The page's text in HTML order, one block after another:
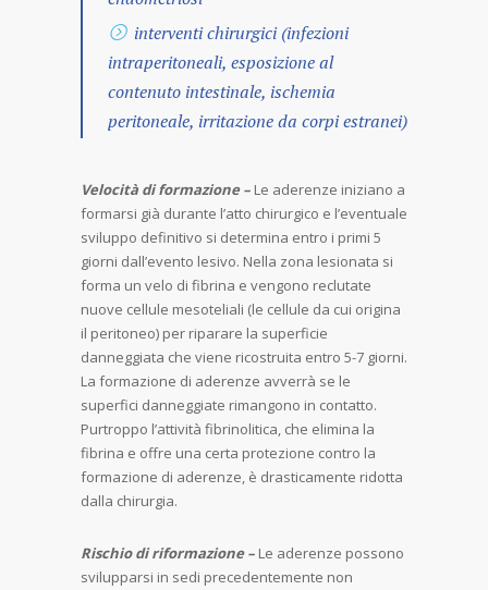
interventi chirurgici (infezioni
intraperitoneali, esposizione al
contenuto intestinale, ischemia
peritoneale, irritazione da corpi estranei)
Velocità di formazione – Le aderenze iniziano a
formarsi già durante l’atto chirurgico e l’eventuale
sviluppo definitivo si determina entro i primi 5
giorni dall’evento lesivo. Nella zona lesionata si
forma un velo di fibrina e vengono reclutate
nuove cellule mesoteliali (le cellule da cui origina
il peritoneo) per riparare la superficie
danneggiata che viene ricostruita entro 5-7 giorni.
La formazione di aderenze avverrà se le
superfici danneggiate rimangono in contatto.
Purtroppo l’attività fibrinolitica, che elimina la
fibrina e offre una certa protezione contro la
formazione di aderenze, è drasticamente ridotta
dalla chirurgia.
Rischio di riformazione – Le aderenze possono
svilupparsi in sedi precedentemente non